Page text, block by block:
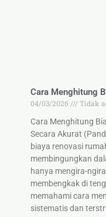
Cara Menghitung
04/03/2026
Tidak
Cara Menghitung
Secara Akurat
biaya renovasi
membingungkan
hanya mengira-
membengkak di
memahami cara
sistematis dan